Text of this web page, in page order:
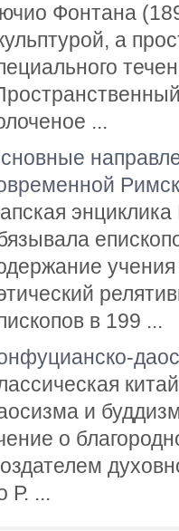
Фонтана
а
...
в 199 ...
и
о
Р. ...